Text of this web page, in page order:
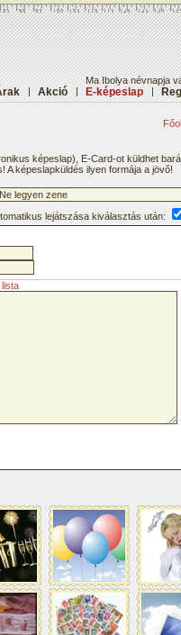
Ma Ibolya névnapja
| Akció | E-képeslap |
képeslap), E-Card-ot küldhet
A képeslapküldés ilyen formája a jövő!
lejátszása kiválasztás után:
lista